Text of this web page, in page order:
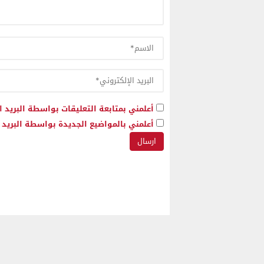
أعلمني بمتابعة التعليقات بواسطة البريد
أعلمني بالمواضيع الجديدة بواسطة البريد